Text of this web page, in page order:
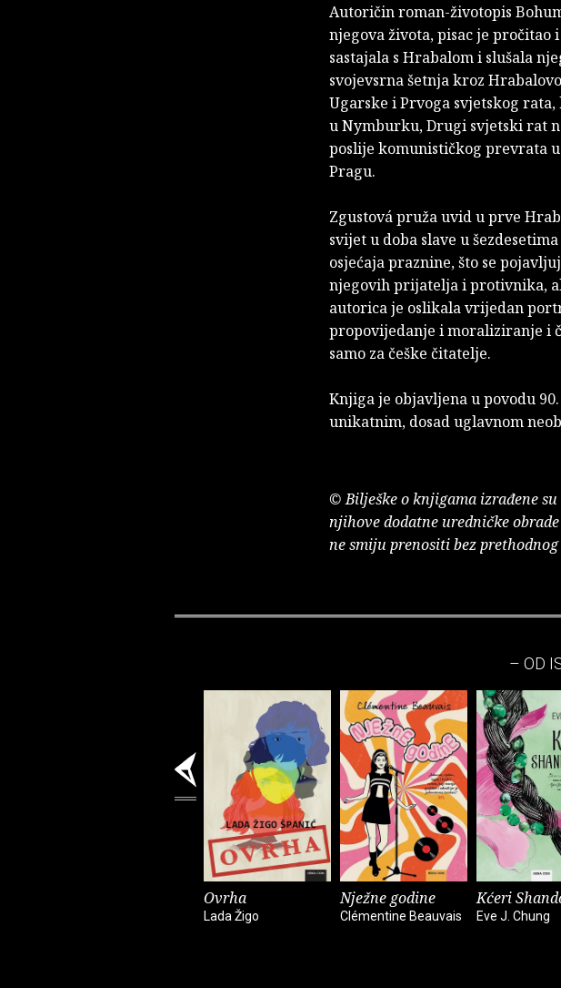
Autoričin roman-životopis
njegova života, pisac je
sastajala s Hrabalom i slušala
svojevsrna šetnja kroz
Ugarske i Prvoga svjetskog
u Nymburku, Drugi svjetski rat
poslije komunističkog prevrata
Pragu.
Zgustová pruža uvid u prve
svijet u doba slave u
osjećaja praznine, što se
njegovih prijatelja i protivnika,
autorica je oslikala vrijedan
propovijedanje i moraliziranje i
samo za češke čitatelje.
Knjiga je objavljena u povodu
unikatnim, dosad uglavnom
© Bilješke o knjigama izrađene
njihove dodatne uredničke
ne smiju prenositi bez
– OD
Ovrha
Lada Žigo
Nježne godine
Clémentine Beauvais
Kćeri
Eve J. Chung